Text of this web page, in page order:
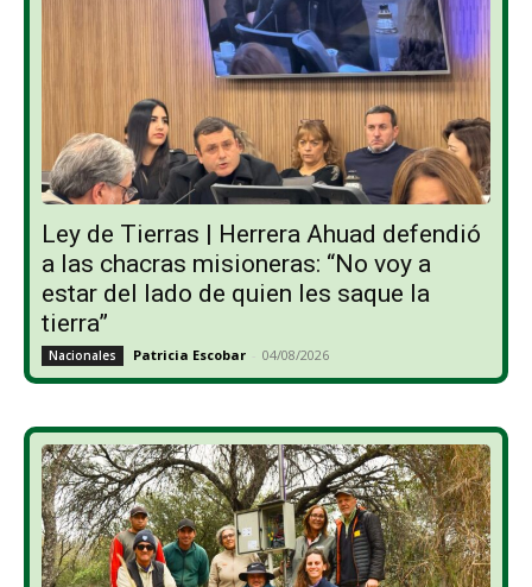
Ley de Tierras | Herrera Ahuad defendió
a las chacras misioneras: “No voy a
estar del lado de quien les saque la
tierra”
Nacionales Patricia Escobar - 04/08/2026